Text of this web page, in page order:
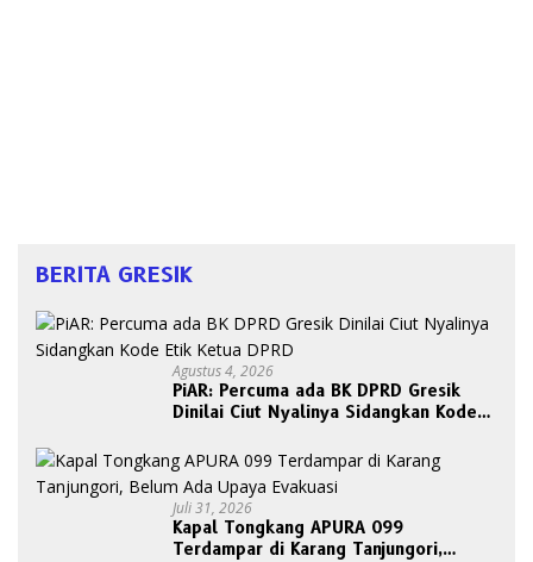
BERITA GRESIK
Agustus 4, 2026
PiAR: Percuma ada BK DPRD Gresik
Dinilai Ciut Nyalinya Sidangkan Kode
Juli 31, 2026
Kapal Tongkang APURA 099
Terdampar di Karang Tanjungori,